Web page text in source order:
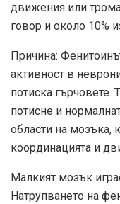
движения или
говор и около 10%
Причина:
активност в
потиска
потисне и
области на мозъка,
координацията и
Малкият мозък
Натрупването на